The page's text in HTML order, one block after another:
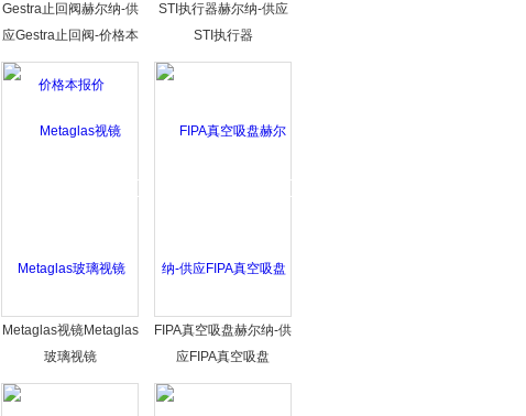
Gestra止回阀赫尔纳-供
应Gestra止回阀-价格本
报价
STI执行器赫尔纳-供应
STI执行器
Metaglas视镜Metaglas
玻璃视镜
FIPA真空吸盘赫尔纳-供
应FIPA真空吸盘